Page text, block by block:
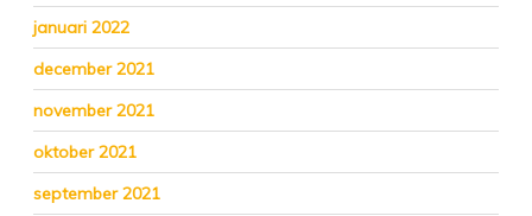
januari 2022
december 2021
november 2021
oktober 2021
september 2021